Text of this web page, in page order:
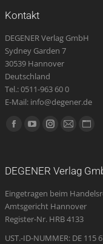
Kontakt
DEGENER Verlag GmbH
Sydney Garden 7
30539 Hannover
Deutschland
Tel.: 0511-963 60 0
E-Mail: info@degener.de
Finden Sie uns auf:
Facebook
in
new
window
YouTube
in
new
window
Instagram
in
new
window
E-
opens
in
new
window
in
new
DEGENER Verlag
Eingetragen beim
Amtsgericht Hannover
Register-Nr. HRB 4133
UST.-ID-NUMMER: DE 115